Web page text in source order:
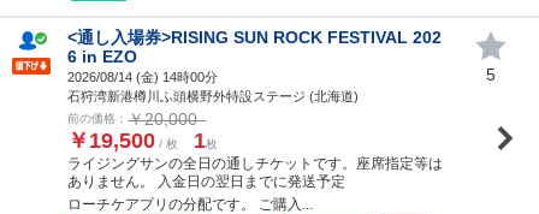
<通し入場券>RISING SUN ROCK FESTIVAL 202
6 in EZO
2026/08/14 (金) 14時00分
石狩湾新港樽川ふ頭横野外特設ステージ (北海道)
前の価格： ￥20,000
￥19,500 / 枚 1枚
ライジングサンの全日の通しチケットです。座席指定等は
ありません。 入金日の翌日までに発送予定
ローチケアプリの分配です。 ご購入...
5